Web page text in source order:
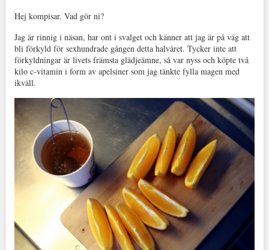
Hej kompisar. Vad gör ni?
Jag är rinnig i näsan, har ont i svalget och känner att jag är på väg att
bli förkyld för sexhundrade gången detta halvåret. Tycker inte att
förkyldningar är livets främsta glädjeämne, så var nyss och köpte två
kilo c-vitamin i form av apelsiner som jag tänkte fylla magen med
ikväll.